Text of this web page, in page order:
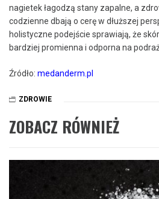
nagietek łagodzą stany zapalne, a
codzienne dbają o cerę w dłuższej
holistyczne podejście sprawiają, że
bardziej promienna i odporna na
Źródło: medanderm.pl
ZDROWIE
ZOBACZ RÓWNIEŻ